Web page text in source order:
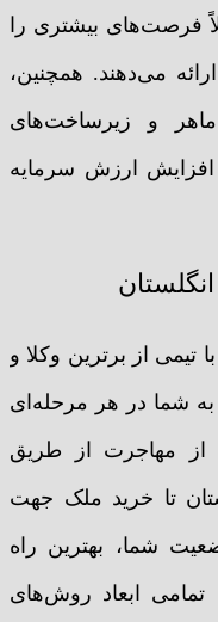
فرصت‌های بیشتری را
می‌دهند. همچنین،
و زیرساخت‌های
افزایش ارزش سرمایه
با تیمی از برترین وکلا و
به شما در هر مرحله‌ای
از مهاجرت از طریق
تا خرید ملک جهت
شما، بهترین راه
تمامی ابعاد روش‌های